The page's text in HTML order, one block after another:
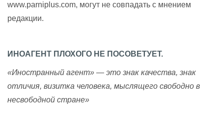
www.parniplus.com, могут не совпадать с мнением
редакции.
ИНОАГЕНТ ПЛОХОГО НЕ ПОСОВЕТУЕТ.
«Иностранный агент» — это знак качества, знак
отличия, визитка человека, мыслящего свободно в
несвободной стране»